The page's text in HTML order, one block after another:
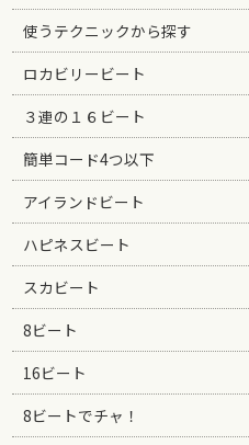
使うテクニックから探す
ロカビリービート
３連の１６ビート
簡単コード4つ以下
アイランドビート
ハピネスビート
スカビート
8ビート
16ビート
8ビートでチャ！